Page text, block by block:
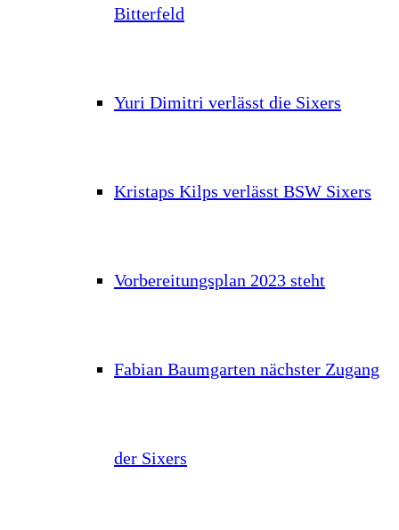
Bitterfeld
Yuri Dimitri verlässt die Sixers
Kristaps Kilps verlässt BSW Sixers
Vorbereitungsplan 2023 steht
Fabian Baumgarten nächster Zugang
der Sixers